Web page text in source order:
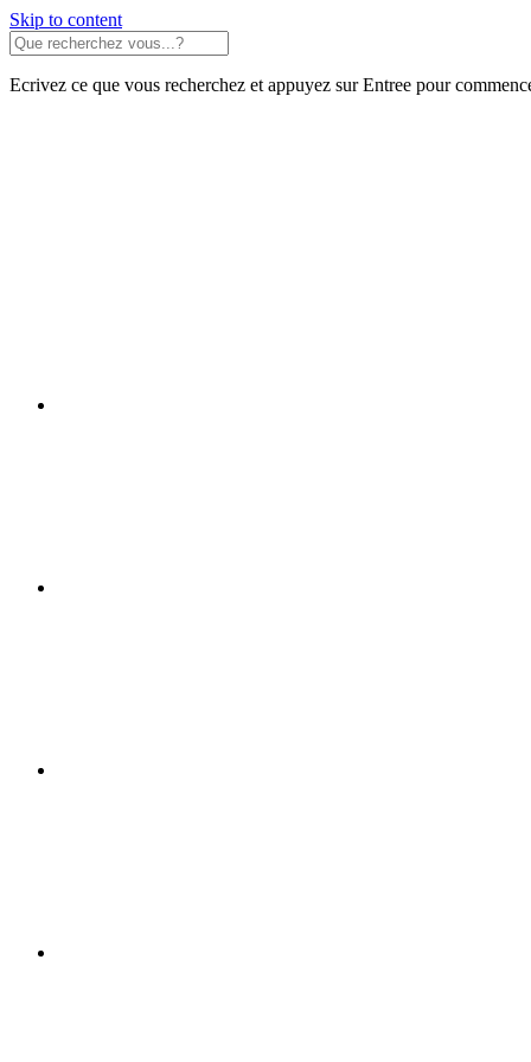
Skip to content
Ecrivez ce que vous recherchez et appuyez sur Entree pour